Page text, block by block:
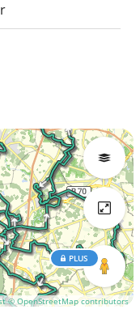
© OpenStreetMap contributors
PLUS